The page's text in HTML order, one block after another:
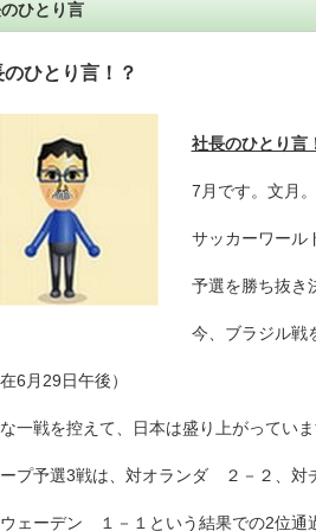
ひとり言
ひとり言！？
社長のひとり言
7月です。文月。
サッカーワール
予選を勝ち抜き
今、ブラジル戦
6月29日午後）
一戦を控えて、日本は盛り上がっていま
プ予選3戦は、対オランダ ２－２、対
ェーデン １－１という結果での2位通